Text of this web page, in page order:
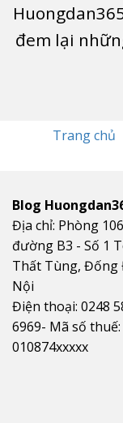
đem lại
Trang chủ
Blog
Địa chỉ: Phòng
đường B3 - Số 1
Thất Tùng, Đống
Nội
Điện thoại: 0248
6969- Mã số thuế:
010874xxxxx